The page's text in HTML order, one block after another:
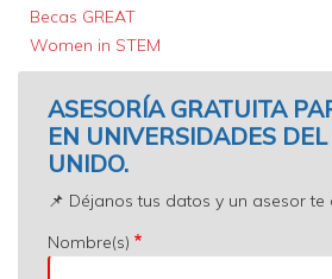
Becas GREAT
Women in STEM
ASESORÍA GRATUITA
EN UNIVERSIDADES
UNIDO.
📌 Déjanos tus datos y un asesor
Nombre(s)